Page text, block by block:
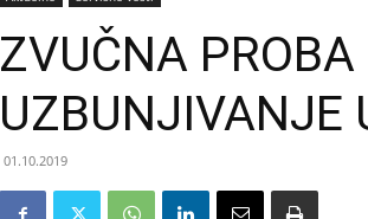
ZVUČNA
UZBUNJIVANJE
01.10.2019